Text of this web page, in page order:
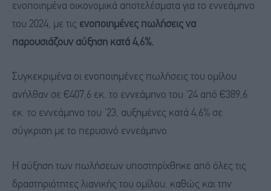
ενοποιημένα οικονομικά αποτελέσματα για το εννεάμηνο
του 2024, με τις ενοποιημένες πωλήσεις να
παρουσιάζουν αύξηση κατά 4,6%.
Συγκεκριμένα οι ενοποιημένες πωλήσεις του ομίλου
ανήλθαν σε €407,6 εκ. το εννεάμηνο του '24 από €389,6
εκ. το εννεάμηνο του '23, αυξημένες κατά 4,6% σε
σύγκριση με το περυσινό εννεάμηνο.
Η αύξηση των πωλήσεων υποστηρίχθηκε από όλες τις
δραστηριότητες λιανικής του ομίλου, καθώς και την